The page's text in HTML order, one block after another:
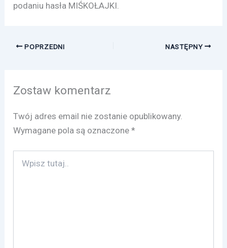
podaniu hasła MIŚKOŁAJKI.
POPRZEDNI NASTĘPNY
Zostaw komentarz
Twój adres email nie zostanie opublikowany.
Wymagane pola są oznaczone*
tutaj..